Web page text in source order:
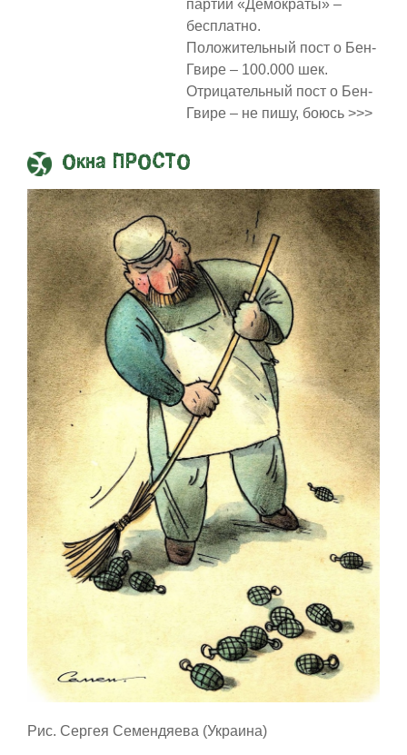
партии «Демократы» –
бесплатно.
Положительный пост о Бен-
Гвире – 100.000 шек.
Отрицательный пост о Бен-
Гвире – не пишу, боюсь >>>
Окна ПРОСТО
Рис. Сергея Семендяева (Украина)